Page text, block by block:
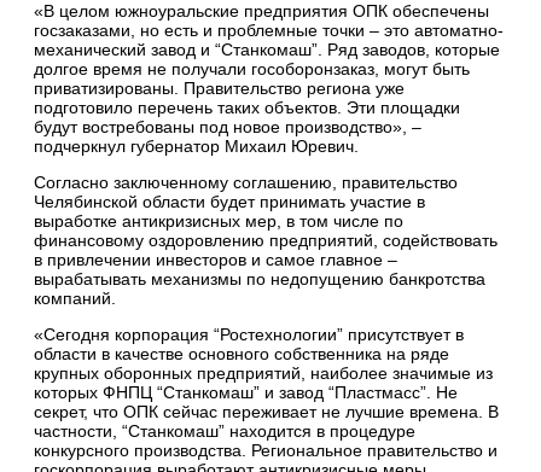
«В целом южноуральские предприятия ОПК обеспечены
госзаказами, но есть и проблемные точки – это автоматно-
механический завод и “Станкомаш”. Ряд заводов, которые
долгое время не получали гособоронзаказ, могут быть
приватизированы. Правительство региона уже
подготовило перечень таких объектов. Эти площадки
будут востребованы под новое производство», –
подчеркнул губернатор Михаил Юревич.
Согласно заключенному соглашению, правительство
Челябинской области будет принимать участие в
выработке антикризисных мер, в том числе по
финансовому оздоровлению предприятий, содействовать
в привлечении инвесторов и самое главное –
вырабатывать механизмы по недопущению банкротства
компаний.
«Сегодня корпорация “Ростехнологии” присутствует в
области в качестве основного собственника на ряде
крупных оборонных предприятий, наиболее значимые из
которых ФНПЦ “Станкомаш” и завод “Пластмасс”. Не
секрет, что ОПК сейчас переживает не лучшие времена. В
частности, “Станкомаш” находится в процедуре
конкурсного производства. Региональное правительство и